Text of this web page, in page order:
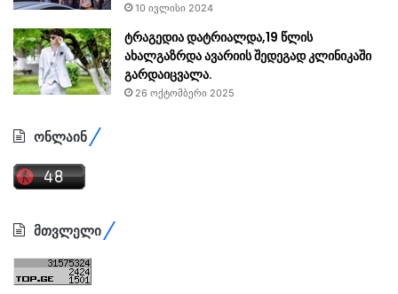
10 ივლისი 2024
ტრაგედია დატრიალდა,19 წლის
ახალგაზრდა ავარიის შედეგად კლინიკაში
გარდაიცვალა.
26 ოქტომბერი 2025
ონლაინ
მთვლელი